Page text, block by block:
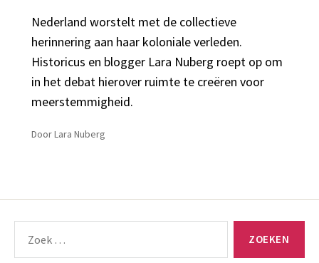
Nederland worstelt met de collectieve
herinnering aan haar koloniale verleden.
Historicus en blogger Lara Nuberg roept op om
in het debat hierover ruimte te creëren voor
meerstemmigheid.
DoorLara Nuberg
naar: